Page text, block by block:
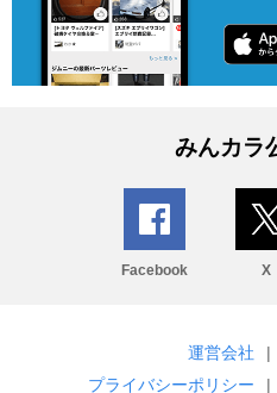
みんカラ
Facebook X
運営会社 |
プライバシーポリシー
|